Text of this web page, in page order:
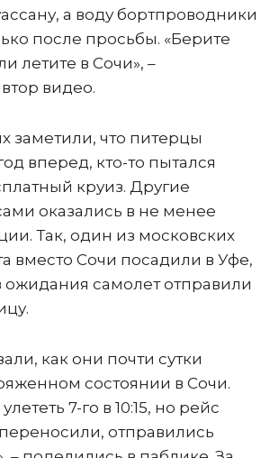
а воду бортпроводники
после просьбы. «Берите
летите в Сочи», –
видео.
заметили, что питерцы
вперед, кто-то пытался
круиз. Другие
оказались в не менее
Так, один из московских
вместо Сочи посадили в Уфе,
ожидания самолет отправили
как они почти сутки
состоянии в Сочи.
7-го в 10:15, но рейс
отправились